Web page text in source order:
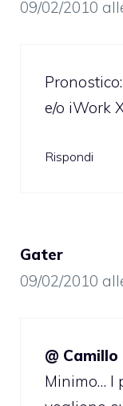
09/02/2010
e/o iWork
Rispondi
Gater
09/02/2010
@
Minimo… I